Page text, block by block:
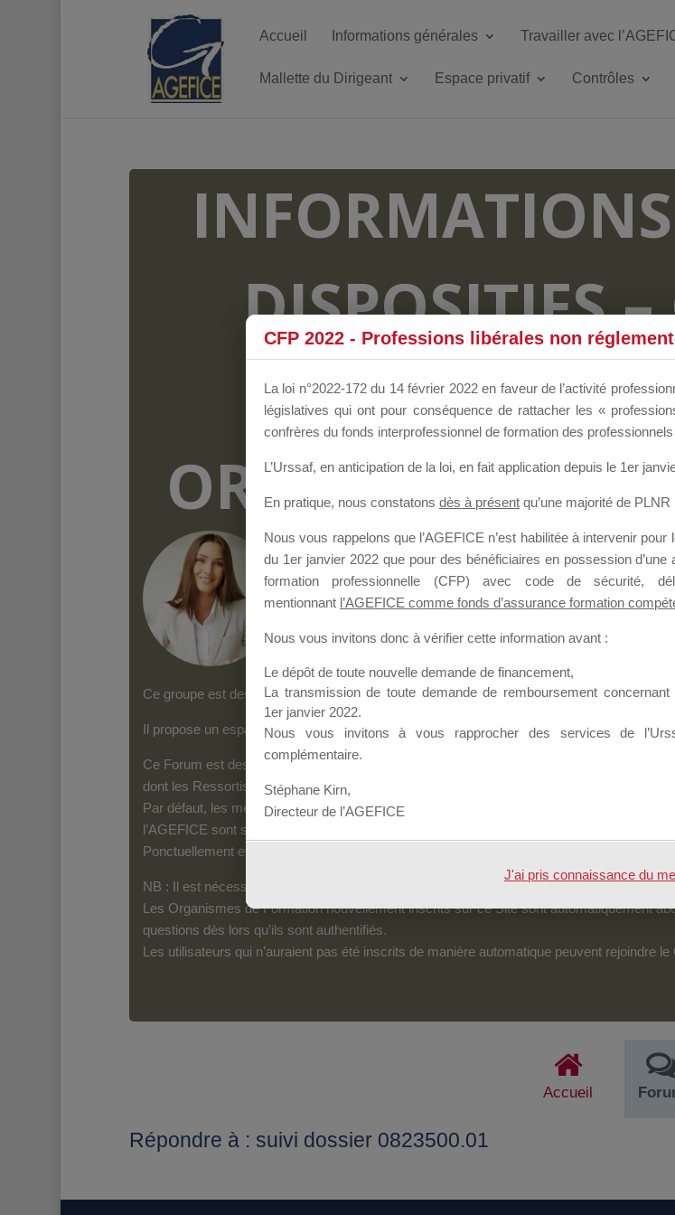
Accueil Informations générales Travailler avec
Mallette du Dirigeant Espace privatif Contrôles
DISPOSITIFS
FORUM
ORGANISMES
Groupe Public il y a un jour
Ce groupe est destiné aux Organismes de formation. Il accueille également les
Il propose un espace forum, sur lequel il est possible de laisser un message ou poser
Ce Forum est destiné aux Organismes de formation qui ont besoin de renseignements
dont les Ressortissants de l’AGEFICE peuvent éventuellement bénéficier.
Par défaut, les messages qui sont postés sur cet espace sont considérés comme étant
l’AGEFICE sont susceptibles d’en lire le contenu.
Ponctuellement et pour les messages qui s’avéreraient d’une particulière pertinence,
NB : Il est nécessaire d’être inscrit(e) pour pouvoir accéder et intervenir sur cet espace.
Les Organismes de Formation nouvellement inscrits sur ce Site sont automatiquement
questions dès lors qu’ils sont authentifiés.
Les utilisateurs qui n’auraient pas été inscrits de manière automatique peuvent rejoindre
Accueil
Répondre à : suivi dossier 0823500.01
CFP 2022 - Professions libérales non
La loi n°2022-172 du 14 février 2022 en faveur de l’activité
législatives qui ont pour conséquence de rattacher les «
confrères du fonds interprofessionnel de formation des
L’Urssaf, en anticipation de la loi, en fait application depuis le 1er
En pratique, nous constatons dès à présent qu’une majorité de
Nous vous rappelons que l’AGEFICE n’est habilitée à intervenir
du 1er janvier 2022 que pour des bénéficiaires en possession
formation professionnelle (CFP) avec code de sécurité,
mentionnant l’AGEFICE comme fonds d’assurance formation
Nous vous invitons donc à vérifier cette information avant :
Le dépôt de toute nouvelle demande de financement,
La transmission de toute demande de remboursement
1er janvier 2022.
Nous vous invitons à vous rapprocher des services de
complémentaire.
Stéphane Kirn,
Directeur de l’AGEFICE
J'ai pris connaissance du